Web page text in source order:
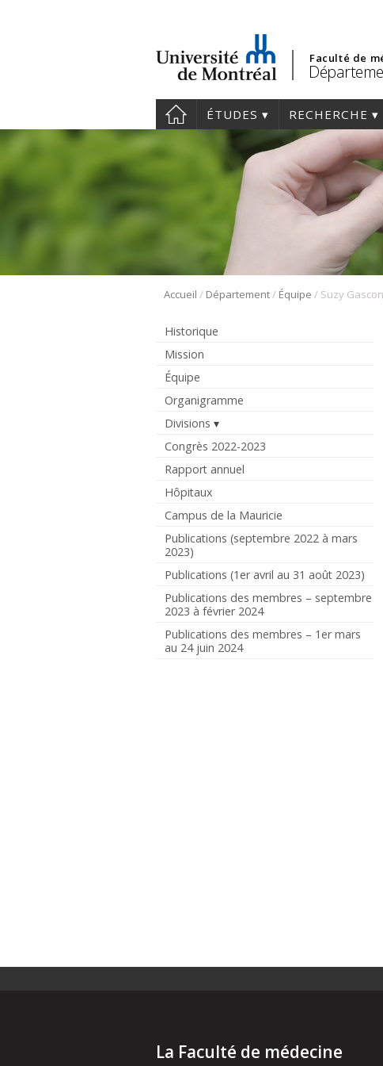
Faculté de
ÉTUDES RECHERCHE
Accueil / Département/ Équipe / Suzy
Historique
Mission
Équipe
Organigramme
Divisions
Congrès 2022-2023
Rapport annuel
Hôpitaux
Campus de la Mauricie
Publications (septembre 2022 à mars
2023)
Publications (1er avril au 31 août 2023)
Publications des membres – septembre
2023 à février 2024
Publications des membres – 1er mars
au 24 juin 2024
La Faculté de médecine